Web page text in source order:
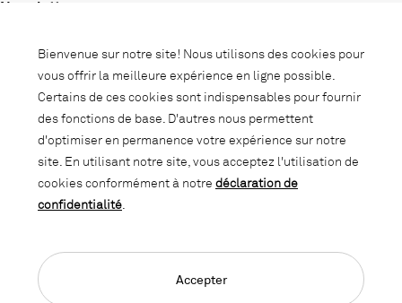
Newsletter
Abonnez-vous à notre newsletter et
soyez informé des promotions, des
nouveautés et des trends d'intérieur.
Deutsch
Bienvenue sur notre site! Nous utilisons des cookies pour
vous offrir la meilleure expérience en ligne possible.
Certains de ces cookies sont indispensables pour fournir
des fonctions de base. D'autres nous permettent
d'optimiser en permanence votre expérience sur notre
site. En utilisant notre site, vous acceptez l'utilisation de
cookies conformément à notre déclaration de
confidentialité
Accepter